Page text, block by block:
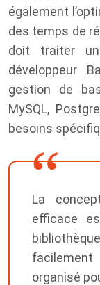
également
des temps de
doit traiter
développeur
gestion de
MySQL,
besoins
La
efficace
organisé